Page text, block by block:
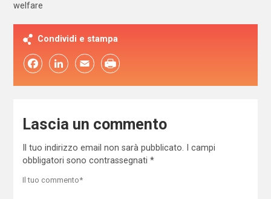
welfare
Condividi e stampa
FacebookLinkedIn Email
Lascia un commento
Il tuo indirizzo email non sarà pubblicato.
I campi
obbligatori sono contrassegnati *